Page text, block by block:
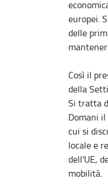
europei.
delle
Così il
della
Si tratta
Domani
cui si
locale e
dell'UE,
mobilità.